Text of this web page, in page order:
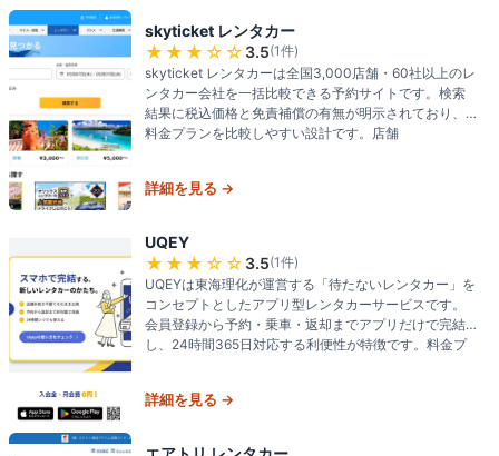
skyticket レンタカー
★★★ ☆☆ 3.5(1件)
skyticket レンタカーは全国3,000店舗・60社以上のレ
ンタカー会社を一括比較できる予約サイトです。検索
結果に税込価格と免責補償の有無が明示されており、
料金プランを比較しやすい設計です。店舗
詳細を見る →
UQEY
★★★ ☆☆ 3.5(1件)
UQEYは東海理化が運営する「待たないレンタカー」を
コンセプトとしたアプリ型レンタカーサービスです。
会員登録から予約・乗車・返却までアプリだけで完結
し、24時間365日対応する利便性が特徴です。料金プ
詳細を見る →